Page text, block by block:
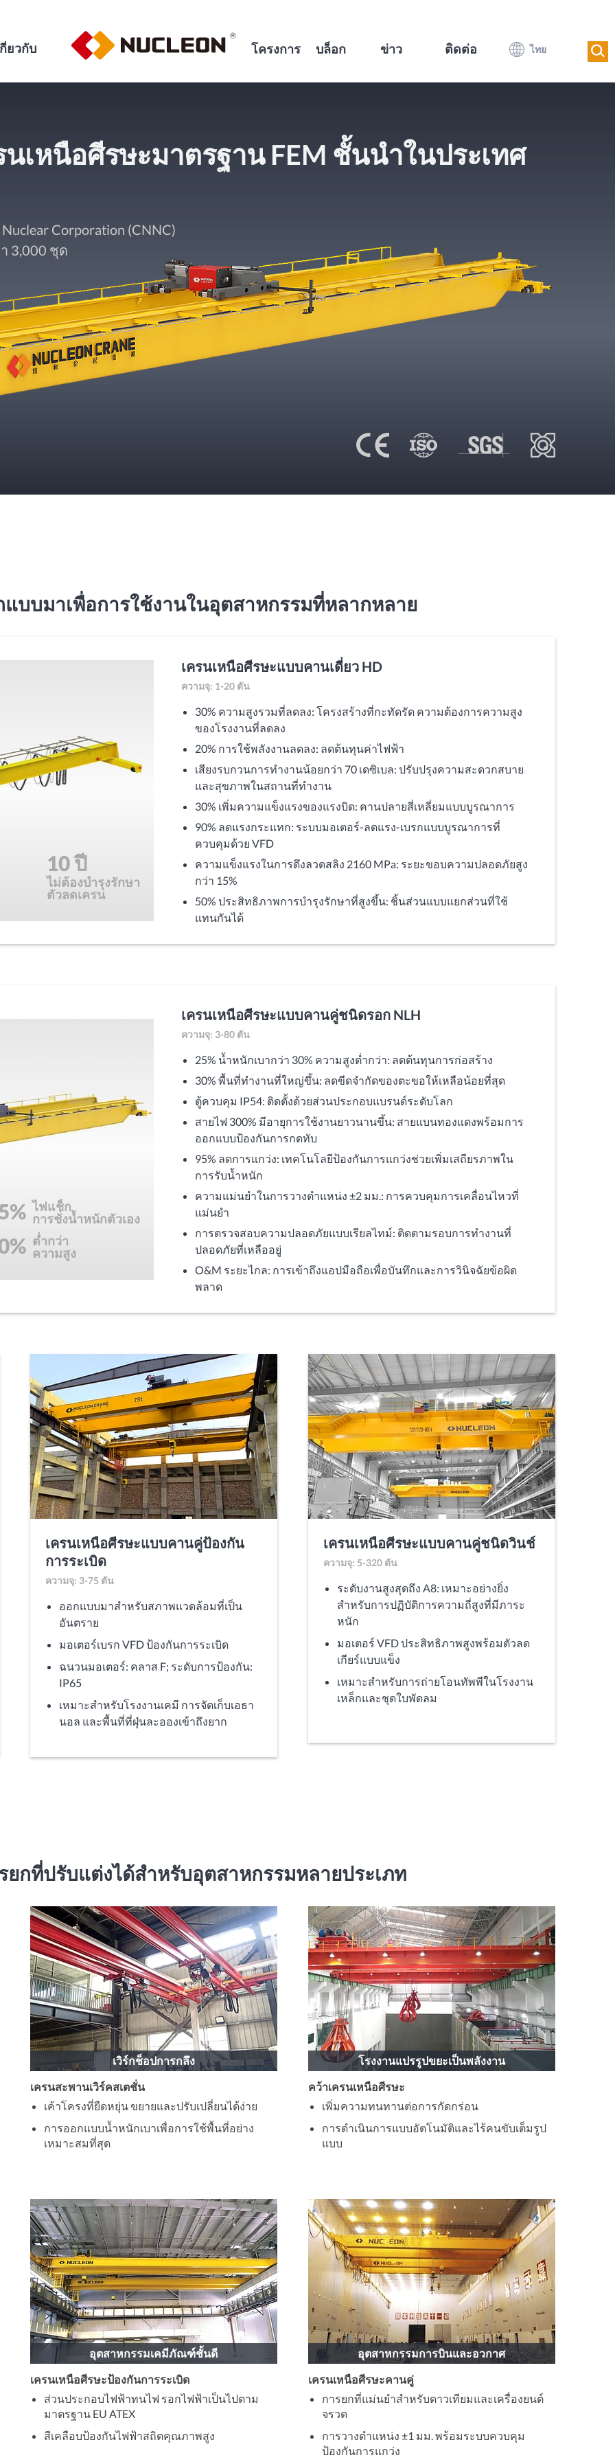
ยวกับ โครงการ บล็อก ข่าว ติดต่อ ไทย
นเหนือศีรษะมาตรฐาน FEM ชั้นนำในประเทศ
Corporation (CNNC)
3,000 ชุด
แบบมาเพื่อการใช้งานในอุตสาหกรรมที่หลากหลาย
10 ปี
ไม่ต้องบำรุงรักษา
ตัวลดเครน
เครนเหนือศีรษะแบบคานเดี่ยว HD
ความจุ: 1-20 ตัน
30% ความสูงรวมที่ลดลง: โครงสร้างที่กะทัดรัด ความต้องการความสูง
ของโรงงานที่ลดลง
20% การใช้พลังงานลดลง: ลดต้นทุนค่าไฟฟ้า
เสียงรบกวนการทำงานน้อยกว่า 70 เดซิเบล: ปรับปรุงความสะดวกสบาย
และสุขภาพในสถานที่ทำงาน
30% เพิ่มความแข็งแรงของแรงบิด: คานปลายสี่เหลี่ยมแบบบูรณาการ
90% ลดแรงกระแทก: ระบบมอเตอร์-ลดแรง-เบรกแบบบูรณาการที่
ควบคุมด้วย VFD
ความแข็งแรงในการดึงลวดสลิง 2160 MPa: ระยะขอบความปลอดภัยสูง
กว่า 15%
50% ประสิทธิภาพการบำรุงรักษาที่สูงขึ้น: ชิ้นส่วนแบบแยกส่วนที่ใช้
แทนกันได้
ไฟแช็ก
การชั่งน้ำหนักตัวเอง
ต่ำกว่า
ความสูง
เครนเหนือศีรษะแบบคานคู่ชนิดรอก NLH
ความจุ: 3-80 ตัน
25% น้ำหนักเบากว่า 30% ความสูงต่ำกว่า: ลดต้นทุนการก่อสร้าง
30% พื้นที่ทำงานที่ใหญ่ขึ้น: ลดขีดจำกัดของตะขอให้เหลือน้อยที่สุด
ตู้ควบคุม IP54: ติดตั้งด้วยส่วนประกอบแบรนด์ระดับโลก
สายไฟ 300% มีอายุการใช้งานยาวนานขึ้น: สายแบนทองแดงพร้อมการ
ออกแบบป้องกันการกดทับ
95% ลดการแกว่ง: เทคโนโลยีป้องกันการแกว่งช่วยเพิ่มเสถียรภาพใน
การรับน้ำหนัก
ความแม่นยำในการวางตำแหน่ง ±2 มม.: การควบคุมการเคลื่อนไหวที่
แม่นยำ
การตรวจสอบความปลอดภัยแบบเรียลไทม์: ติดตามรอบการทำงานที่
ปลอดภัยที่เหลืออยู่
O&M ระยะไกล: การเข้าถึงแอปมือถือเพื่อบันทึกและการวินิจฉัยข้อผิด
พลาด
เครนเหนือศีรษะแบบคานคู่ป้องกัน
การระเบิด
ความจุ: 3-75 ตัน
ออกแบบมาสำหรับสภาพแวดล้อมที่เป็น
อันตราย
มอเตอร์เบรก VFD ป้องกันการระเบิด
ฉนวนมอเตอร์: คลาส F; ระดับการป้องกัน:
IP65
เหมาะสำหรับโรงงานเคมี การจัดเก็บเอธา
นอล และพื้นที่ที่ฝุ่นละอองเข้าถึงยาก
เครนเหนือศีรษะแบบคานคู่ชนิดวินช์
ความจุ: 5-320 ตัน
ระดับงานสูงสุดถึง A8: เหมาะอย่างยิ่ง
สำหรับการปฏิบัติการความถี่สูงที่มีภาระ
หนัก
มอเตอร์ VFD ประสิทธิภาพสูงพร้อมตัวลด
เกียร์แบบแข็ง
เหมาะสำหรับการถ่ายโอนทัพพีในโรงงาน
เหล็กและชุดใบพัดลม
ยกที่ปรับแต่งได้สำหรับอุตสาหกรรมหลายประเภท
เวิร์กช็อปการกลึง
เครนสะพานเวิร์คสเตชั่น
เค้าโครงที่ยืดหยุ่น ขยายและปรับเปลี่ยนได้ง่าย
การออกแบบน้ำหนักเบาเพื่อการใช้พื้นที่อย่าง
เหมาะสมที่สุด
โรงงานแปรรูปขยะเป็นพลังงาน
คว้าเครนเหนือศีรษะ
เพิ่มความทนทานต่อการกัดกร่อน
การดำเนินการแบบอัตโนมัติและไร้คนขับเต็มรูป
แบบ
อุตสาหกรรมเคมีภัณฑ์ชั้นดี
เครนเหนือศีรษะป้องกันการระเบิด
ส่วนประกอบไฟฟ้าทนไฟ รอกไฟฟ้าเป็นไปตาม
มาตรฐาน EU ATEX
สีเคลือบป้องกันไฟฟ้าสถิตคุณภาพสูง
อุตสาหกรรมการบินและอวกาศ
เครนเหนือศีรษะคานคู่
การยกที่แม่นยำสำหรับดาวเทียมและเครื่องยนต์
จรวด
การวางตำแหน่ง ±1 มม. พร้อมระบบควบคุม
ป้องกันการแกว่ง